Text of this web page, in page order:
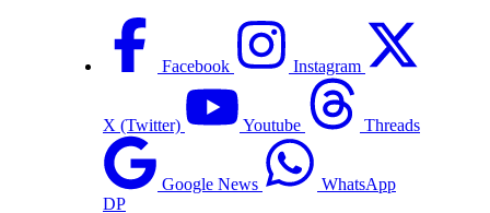
Facebook Instagram
X (Twitter) Youtube Threads
Google News
WhatsApp
DP